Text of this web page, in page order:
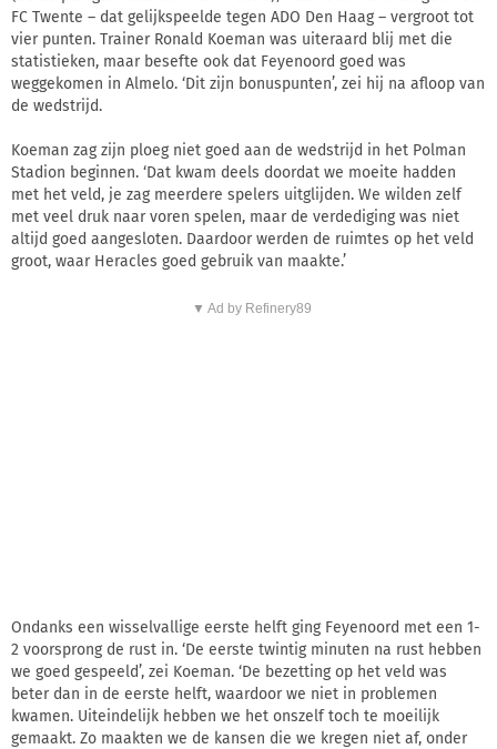
FC Twente – dat gelijkspeelde tegen ADO Den Haag – vergroot tot
vier punten. Trainer Ronald Koeman was uiteraard blij met die
statistieken, maar besefte ook dat Feyenoord goed was
weggekomen in Almelo. ‘Dit zijn bonuspunten’, zei hij na afloop van
de wedstrijd.
Koeman zag zijn ploeg niet goed aan de wedstrijd in het Polman
Stadion beginnen. ‘Dat kwam deels doordat we moeite hadden
met het veld, je zag meerdere spelers uitglijden. We wilden zelf
met veel druk naar voren spelen, maar de verdediging was niet
altijd goed aangesloten. Daardoor werden de ruimtes op het veld
groot, waar Heracles goed gebruik van maakte.’
▼ Ad by Refinery89
Ondanks een wisselvallige eerste helft ging Feyenoord met een 1-
2 voorsprong de rust in. ‘De eerste twintig minuten na rust hebben
we goed gespeeld’, zei Koeman. ‘De bezetting op het veld was
beter dan in de eerste helft, waardoor we niet in problemen
kwamen. Uiteindelijk hebben we het onszelf toch te moeilijk
gemaakt. Zo maakten we de kansen die we kregen niet af, onder